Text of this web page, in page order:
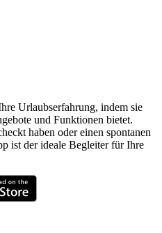
Urlaubserfahrung, indem sie
und Funktionen bietet.
haben oder einen spontanen
ist der ideale Begleiter für Ihre